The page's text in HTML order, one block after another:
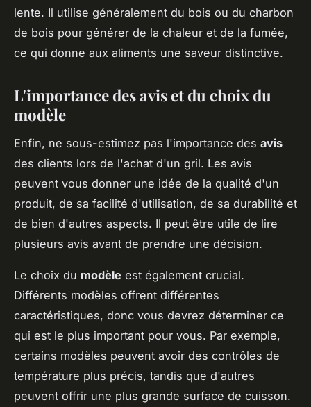
lente. Il utilise généralement du bois ou du charbon
de bois pour générer de la chaleur et de la fumée,
ce qui donne aux aliments une saveur distinctive.
L'importance des avis et du choix du
modèle
Enfin, ne sous-estimez pas l'importance des avis
des clients lors de l'achat d'un gril. Les avis
peuvent vous donner une idée de la qualité d'un
produit, de sa facilité d'utilisation, de sa durabilité et
de bien d'autres aspects. Il peut être utile de lire
plusieurs avis avant de prendre une décision.
Le choix du modèle est également crucial.
Différents modèles offrent différentes
caractéristiques, donc vous devrez déterminer ce
qui est le plus important pour vous. Par exemple,
certains modèles peuvent avoir des contrôles de
température plus précis, tandis que d'autres
peuvent offrir une plus grande surface de cuisson.